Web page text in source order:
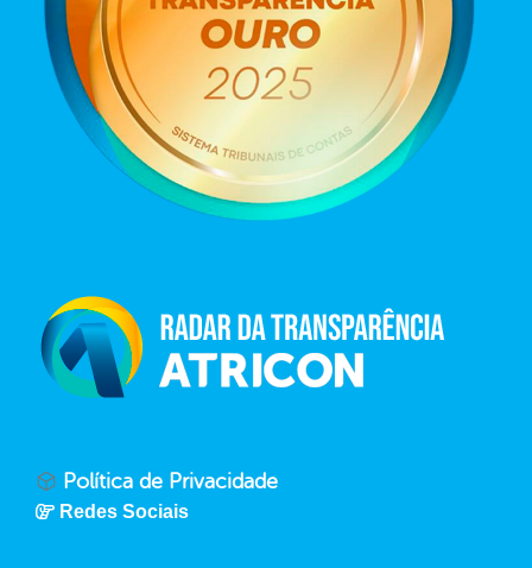
Política de Privacidade
Redes Sociais